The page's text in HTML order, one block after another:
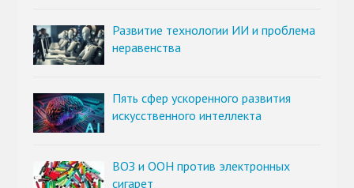
Развитие технологии ИИ и проблема
неравенства
Пять сфер ускоренного развития
искусственного интеллекта
ВОЗ и ООН против электронных
сигарет